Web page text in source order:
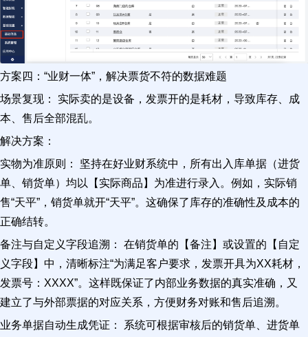
方案四：“业财一体”，解决票货不符的数据难题
场景复现： 实际卖的是设备，发票开的是耗材，导致库存、成
本、售后全部混乱。
解决方案：
实物为准原则： 坚持在好业财系统中，所有出入库单据（进货
单、销货单）均以【实际商品】为准进行录入。例如，实际销
售“天平”，销货单就开“天平”。这确保了库存的准确性及成本的
正确结转。
备注与自定义字段追溯： 在销货单的【备注】或设置的【自定
义字段】中，清晰标注“为满足客户要求，发票开具为XX耗材，
发票号：XXXX”。这样既保证了内部业务数据的真实准确，又
建立了与外部票据的对应关系，方便财务对账和售后追溯。
业务单据自动生成凭证： 系统可根据审核后的销货单、进货单